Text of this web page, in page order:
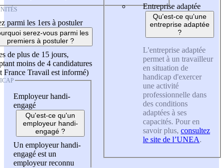
parmi les 1ers à postuler
serez-vous parmi les
premiers à postuler ?
de plus de 15 jours,
moins de 4 candidatures
France Travail est informé)
Employeur handi-
engagé
Qu'est-ce qu'un
employeur handi-
engagé ?
Un employeur handi-
engagé est un
employeur reconnu
Entreprise adaptée
Qu'est-ce qu'une
entreprise adaptée
?
L'entreprise adaptée
permet à un travailleur
en situation de
handicap d'exercer
une activité
professionnelle dans
des conditions
adaptées à ses
capacités. Pour en
savoir plus, consultez
le site de l’UNEA.